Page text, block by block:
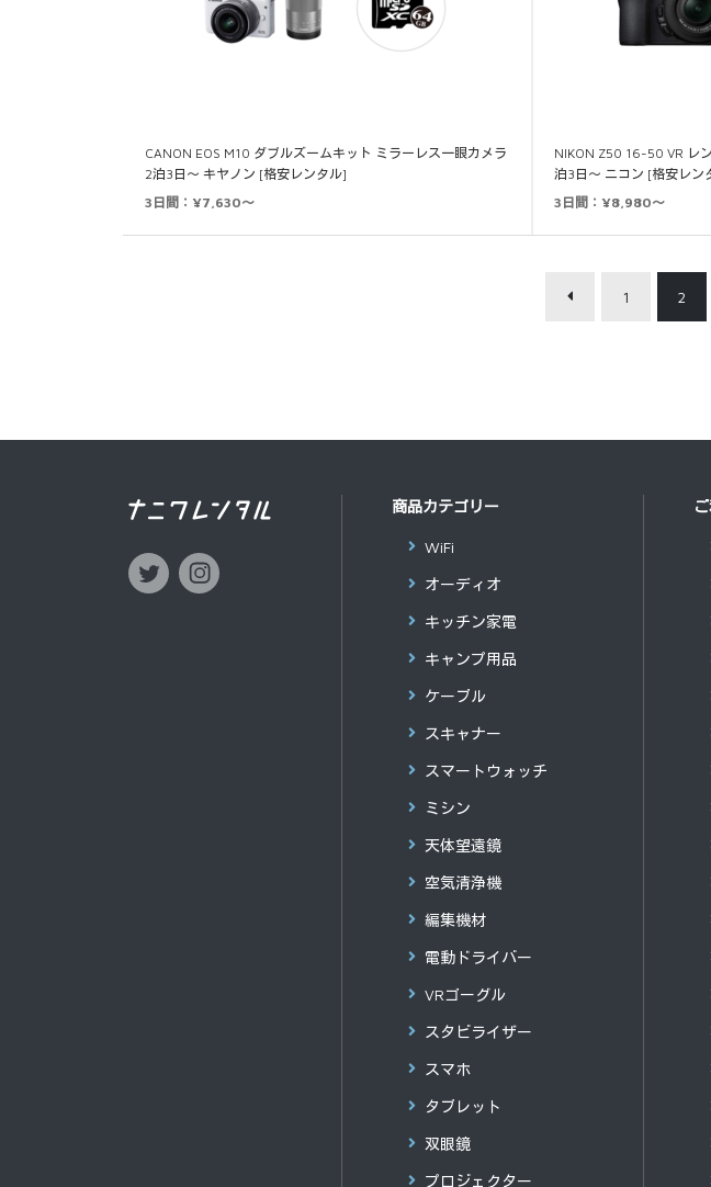
CANON EOS M10 ダブルズームキット ミラーレス一眼カメラ
2泊3日～ キヤノン [格安レンタル]
3日間：¥7,630～
NIKON Z50 16-50 VR レ
泊3日～ ニコン [格安レン
3日間：¥8,980～
1 2
商品カテゴリー
WiFi
オーディオ
キッチン家電
キャンプ用品
ケーブル
スキャナー
スマートウォッチ
ミシン
天体望遠鏡
空気清浄機
編集機材
電動ドライバー
VRゴーグル
スタビライザー
スマホ
タブレット
双眼鏡
プロジェクター